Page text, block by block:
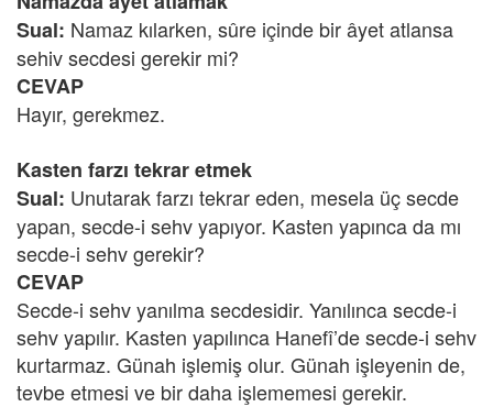
Sual: Namaz kılarken, sûre içinde bir âyet atlansa
sehiv secdesi gerekir mi?
CEVAP
Hayır, gerekmez.
Kasten farzı tekrar etmek
Sual: Unutarak farzı tekrar eden, mesela üç secde
yapan, secde-i sehv yapıyor. Kasten yapınca da mı
secde-i sehv gerekir?
CEVAP
Secde-i sehv yanılma secdesidir. Yanılınca secde-i
sehv yapılır. Kasten yapılınca Hanefî’de secde-i sehv
kurtarmaz. Günah işlemiş olur. Günah işleyenin de,
tevbe etmesi ve bir daha işlememesi gerekir.